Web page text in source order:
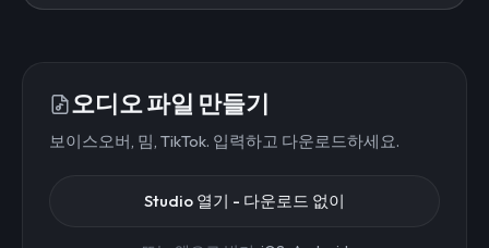
오디오 파일 만들기
보이스오버, 밈, TikTok. 입력하고 다운로드하세요.
Studio 열기 - 다운로드 없이